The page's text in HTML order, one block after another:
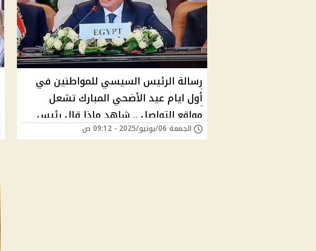
رسالة الرئيس السيسي للمواطنين في
أول ايام عيد الأضحي المبارك تشعل
مواقع التواصل .. شاهد ماذا قال رئيس
الجمهورية عبر صفحتة الرسمية
الجمعة 06/يونيو/2025 - 09:12 ص